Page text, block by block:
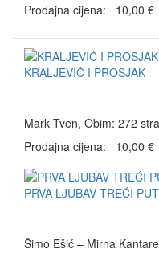
Prodajna cijena:
10,00 €
KRALJEVIĆ I PROSJAK
Mark Tven, Obim: 272
Prodajna cijena:
10,00 €
PRVA LJUBAV TREĆI PUT
Šimo Ešić – Mirna